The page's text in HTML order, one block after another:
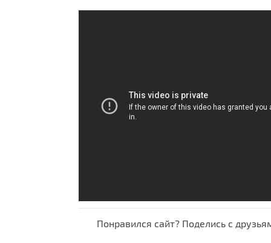
Понравился сайт? Поделись с